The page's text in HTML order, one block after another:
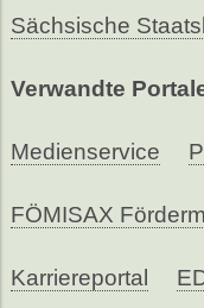
Sächsische
Verwandte
Medienservice
FÖMISAX
Karriereportal